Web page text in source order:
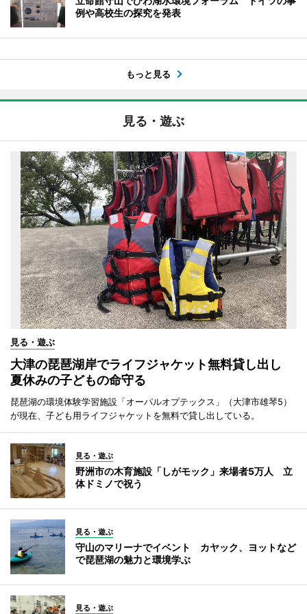
例や高校生の探究を発表
もっと見る
見る・遊ぶ
見る・遊ぶ
大津の琵琶湖岸でライフジャケット無料貸し出し
夏休みの子どもの命守る
琵琶湖の環境体験学習施設「オーパルオプテックス」（大津市雄琴5）
が現在、子ども用ライフジャケットを無料で貸し出している。
見る・遊ぶ
野洲市の木育施設「しがモック」来場者5万人 立
体ドミノで祝う
見る・遊ぶ
守山のマリーナでイベント カヤック、ヨットなど
で琵琶湖の魅力と環境学ぶ
見る・遊ぶ